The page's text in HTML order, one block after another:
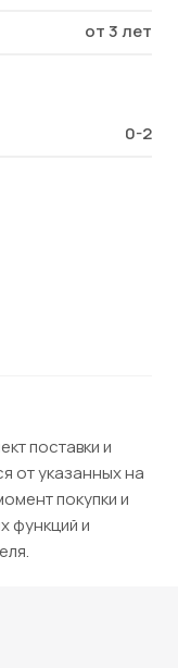
от 3 лет
0-2
поставки и
от указанных на
покупки и
функций и